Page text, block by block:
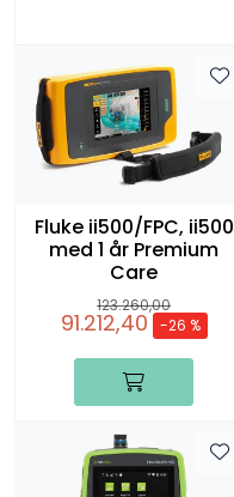
Fluke ii500/FPC, ii500
med 1 år Premium
Care
123.260,00
91.212,40 -26 %